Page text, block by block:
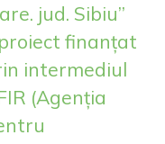
jud. Sibiu”
finanțat
intermediul
(Agenția